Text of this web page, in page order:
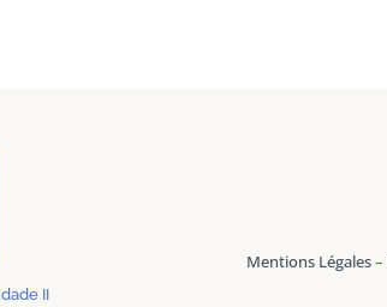
II
Mentions Légales–